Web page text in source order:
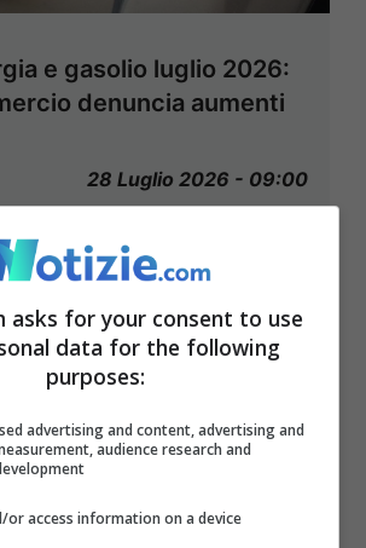
e gasolio luglio 2026:
denuncia aumenti
28 Luglio 2026 - 09:00
asks for your consent to use
data for the following
purposes:
advertising and content, advertising and
audience research and
or access information on a device